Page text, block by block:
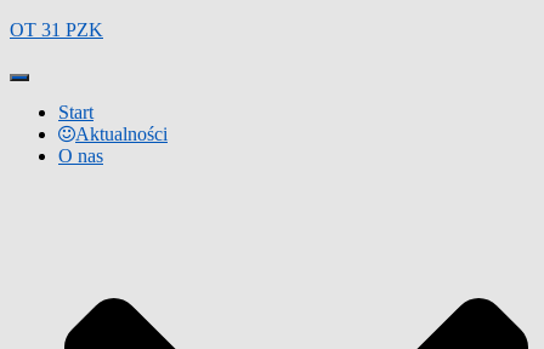
OT 31 PZK
Przełącz
Nawigację
Start
Aktualności
O nas